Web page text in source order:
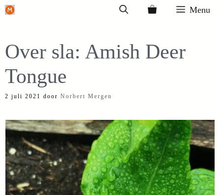
Ga
inhoud
Menu
Over sla: Amish Deer
Tongue
2 juli 2021 door Norbert Mergen